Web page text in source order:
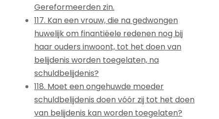
Gereformeerden zin.
117. Kan een vrouw, die na gedwongen
huwelijk om finantiëele redenen nog bij
haar ouders inwoont, tot het doen van
belijdenis worden toegelaten, na
schuldbelijdenis?
118. Moet een ongehuwde moeder
schuldbelijdenis doen vóór zij tot het doen
van belijdenis kan worden toegelaten?